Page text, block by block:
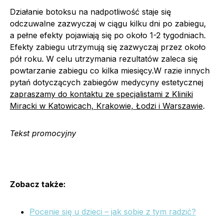
Działanie botoksu na nadpotliwość staje się
odczuwalne zazwyczaj w ciągu kilku dni po zabiegu,
a pełne efekty pojawiają się po około 1-2 tygodniach.
Efekty zabiegu utrzymują się zazwyczaj przez około
pół roku. W celu utrzymania rezultatów zaleca się
powtarzanie zabiegu co kilka miesięcy.W razie innych
pytań dotyczących zabiegów medycyny estetycznej
zapraszamy do kontaktu ze specjalistami z Kliniki
Miracki w Katowicach, Krakowie, Łodzi i Warszawie.
Tekst promocyjny
Zobacz także:
Pocenie się u dzieci – jak sobie z tym radzić?